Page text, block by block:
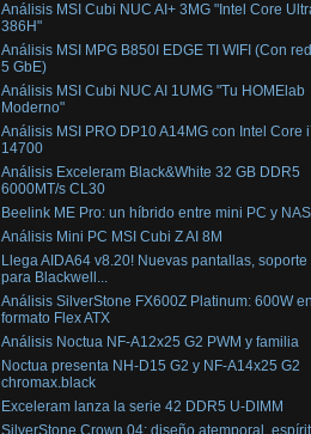
Análisis MSI Cubi NUC AI+ 3MG "Intel Core
386H"
Análisis MSI MPG B850I EDGE TI WIFI (Con
5 GbE)
Análisis MSI Cubi NUC AI 1UMG "Tu HOMElab
Moderno"
Análisis MSI PRO DP10 A14MG con Intel Core
14700
Análisis Exceleram Black&White 32 GB DDR5
6000MT/s CL30
Beelink ME Pro: un híbrido entre mini PC y NAS
Análisis Mini PC MSI Cubi Z AI 8M
Llega AIDA64 v8.20! Nuevas pantallas, soporte
para Blackwell...
Análisis SilverStone FX600Z Platinum: 600W
formato Flex ATX
Análisis Noctua NF-A12x25 G2 PWM y familia
Noctua presenta NH-D15 G2 y NF-A14x25 G2
chromax.black
Exceleram lanza la serie 42 DDR5 U-DIMM
SilverStone Crown 04: diseño atemporal,